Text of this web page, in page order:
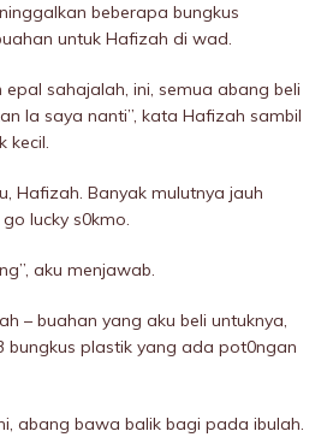
beberapa bungkus
untuk Hafizah di wad.
epal sahajalah, ini, semua abang beli
la saya nanti”, kata Hafizah sambil
kecil.
Hafizah. Banyak mulutnya jauh
lucky s0kmo.
aku menjawab.
– buahan yang aku beli untuknya,
plastik yang ada pot0ngan
abang bawa balik bagi pada ibulah.